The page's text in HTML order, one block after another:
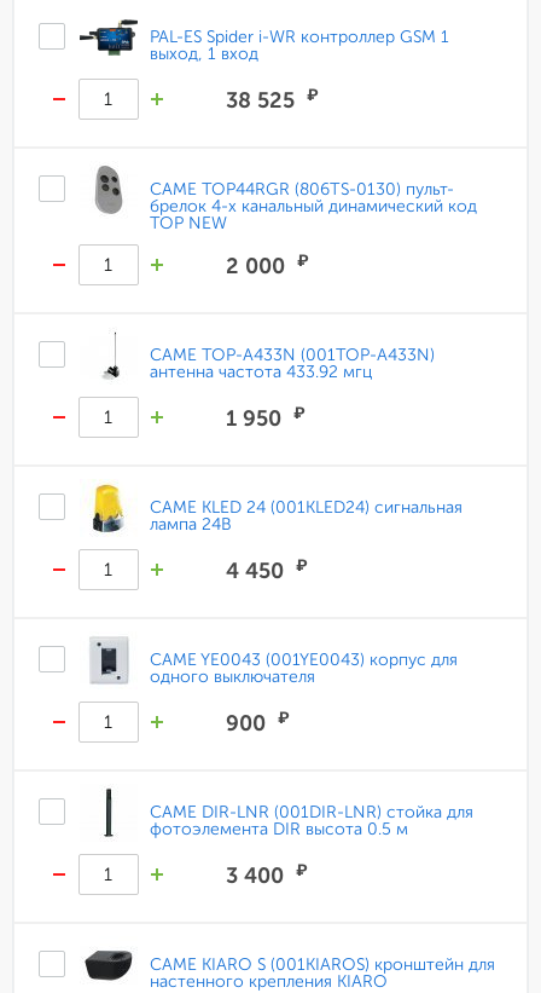
PAL-ES Spider i-WR контроллер GSM 1
выход, 1 вход
38 525 ₽
CAME TOP44RGR (806TS-0130) пульт-
брелок 4-х канальный динамический код
TOP NEW
2 000 ₽
CAME TOP-A433N (001TOP-A433N)
антенна частота 433.92 мгц
1 950 ₽
CAME KLED 24 (001KLED24) сигнальная
лампа 24В
4 450 ₽
CAME YE0043 (001YE0043) корпус для
одного выключателя
900 ₽
CAME DIR-LNR (001DIR-LNR) стойка для
фотоэлемента DIR высота 0.5 м
3 400 ₽
CAME KIARO S (001KIAROS) кронштейн для
настенного крепления KIARO